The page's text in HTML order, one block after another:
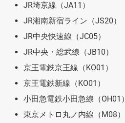
JR埼京線（JA11）
JR湘南新宿ライン（JS20）
JR中央快速線（JC05）
JR中央・総武線（JB10）
京王電鉄京王線（KO01）
京王電鉄新線（KO01）
小田急電鉄小田急線（OH01）
東京メトロ丸ノ内線（M08）